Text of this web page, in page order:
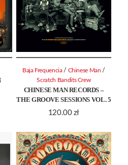
CHINESE MAN RECORDS –
THE GROOVE SESSIONS VOL. 5
120.00 zł
Baja Frequencia / Chinese Man /
Scratch Bandits Crew